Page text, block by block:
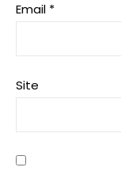
Email *
Site